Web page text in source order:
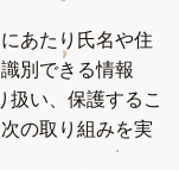
あたり氏名や住
別できる情報
扱い、保護するこ
の取り組みを実